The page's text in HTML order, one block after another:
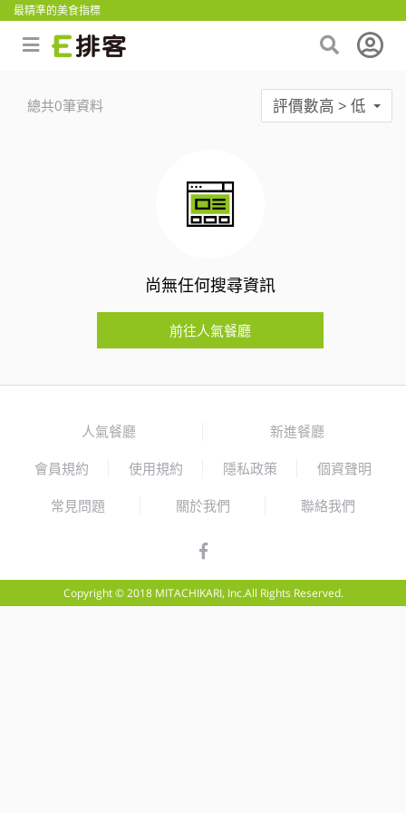
最精準的美食指標
總共0筆資料 評價數高 > 低
尚無任何搜尋資訊
前往人氣餐廳
人氣餐廳 新進餐廳
會員規約 使用規約 隱私政策 個資聲明
常見問題 關於我們 聯絡我們
Copyright © 2018 MITACHIKARI, Inc.All Rights Reserved.